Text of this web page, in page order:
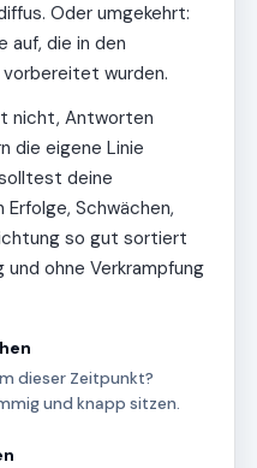
Oder umgekehrt:
auf, die in den
wurden.
nicht, Antworten
die eigene Linie
deine
Schwächen,
so gut sortiert
und ohne Verkrampfung
dieser Zeitpunkt?
und knapp sitzen.